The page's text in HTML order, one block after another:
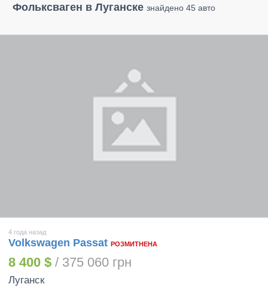
Фольксваген в Луганске знайдено 45 авто
4 года назад
Volkswagen Passat РОЗМИТНЕНА
8 400 $ / 375 060 грн
Луганск